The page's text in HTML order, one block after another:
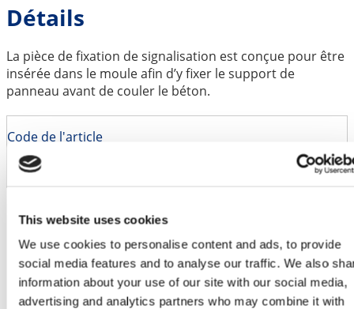
This website uses cookies
We use cookies to personalise content and ads, to provide
social media features and to analyse our traffic. We also
information about your use of our site with our social media,
advertising and analytics partners who may combine it with
Détails
La pièce de fixation de signalisation est conçue pour être
insérée dans le moule afin d’y fixer le support de
panneau avant de couler le béton.
Code de l'article
RSADD600
Dimensions140 × 140 × 24 mm